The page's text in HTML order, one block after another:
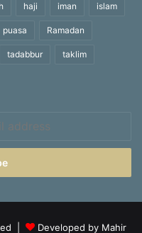
haji iman islam
puasa Ramadan
tadabbur taklim
| Developed by Mahir